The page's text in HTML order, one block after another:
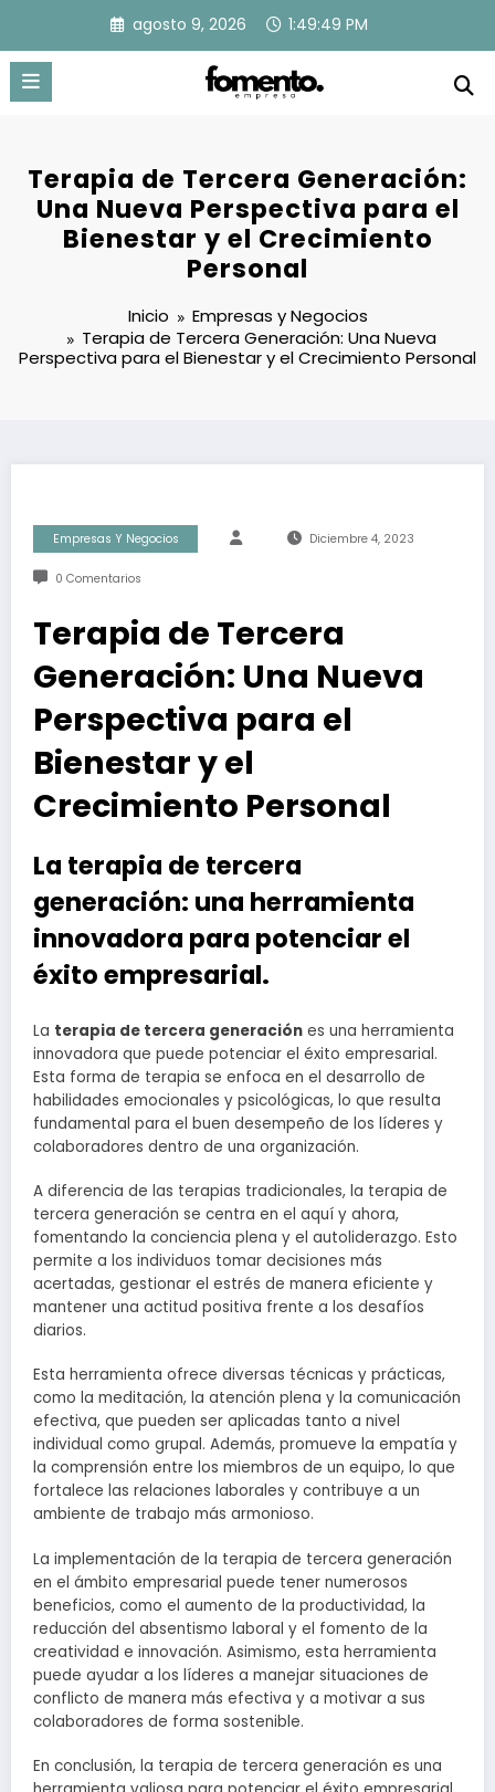
contenido
agosto 9, 2026 1:49:50 PM
Terapia de Tercera Generación:
Una Nueva Perspectiva para el
Bienestar y el Crecimiento
Personal
Inicio
Empresas y Negocios
Terapia de Tercera Generación: Una Nueva
Perspectiva para el Bienestar y el Crecimiento Personal
Empresas Y Negocios Diciembre 4, 2023
0 Comentarios
Terapia de Tercera
Generación: Una Nueva
Perspectiva para el
Bienestar y el
Crecimiento Personal
La terapia de tercera
generación: una herramienta
innovadora para potenciar el
éxito empresarial.
La terapia de tercera generación es una herramienta
innovadora que puede potenciar el éxito empresarial.
Esta forma de terapia se enfoca en el desarrollo de
habilidades emocionales y psicológicas, lo que resulta
fundamental para el buen desempeño de los líderes y
colaboradores dentro de una organización.
A diferencia de las terapias tradicionales, la terapia de
tercera generación se centra en el aquí y ahora,
fomentando la conciencia plena y el autoliderazgo. Esto
permite a los individuos tomar decisiones más
acertadas, gestionar el estrés de manera eficiente y
mantener una actitud positiva frente a los desafíos
diarios.
Esta herramienta ofrece diversas técnicas y prácticas,
como la meditación, la atención plena y la comunicación
efectiva, que pueden ser aplicadas tanto a nivel
individual como grupal. Además, promueve la empatía y
la comprensión entre los miembros de un equipo, lo que
fortalece las relaciones laborales y contribuye a un
ambiente de trabajo más armonioso.
La implementación de la terapia de tercera generación
en el ámbito empresarial puede tener numerosos
beneficios, como el aumento de la productividad, la
reducción del absentismo laboral y el fomento de la
creatividad e innovación. Asimismo, esta herramienta
puede ayudar a los líderes a manejar situaciones de
conflicto de manera más efectiva y a motivar a sus
colaboradores de forma sostenible.
En conclusión, la terapia de tercera generación es una